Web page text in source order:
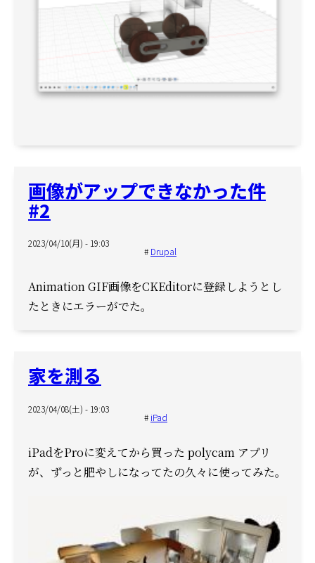
画像がアップできなかった件
#2
2023/04/10(月) - 19:03
Drupal
Animation GIF画像をCKEditorに登録しようとし
たときにエラーがでた。
家を測る
2023/04/08(土) - 19:03
iPad
iPadをProに変えてから買った polycam アプリ
が、 ずっと肥やしになってたの久々に使ってみた。